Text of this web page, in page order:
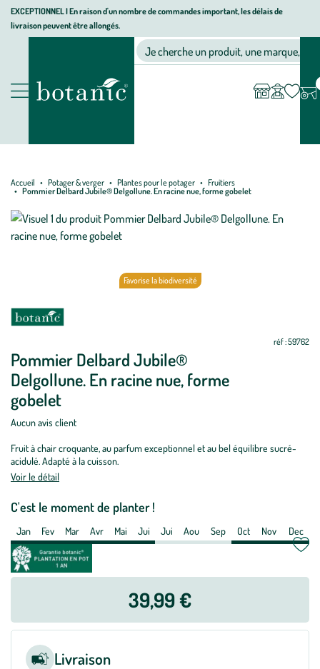
Aller
Aller
au
Aller
au
page
EXCEPTIONNEL I En raison d'un nombre de commandes important, les délais de
livraison peuvent être allongés.
Nos produits
Jardinerie écologique, animalerie, décoration, alimentation bio
Je cherche un produit, une marque, un
compte
Accueil Potager & verger Plantes pour le potager
Fruitiers
Pommier Delbard Jubile® Delgollune. En racine nue, forme gobelet
Favorise la biodiversité
Pommier Delbard Jubile®
Delgollune. En racine nue, forme
gobelet
réf : 59762
Aucun avis client
Fruit à chair croquante, au parfum exceptionnel et au bel équilibre sucré-
acidulé. Adapté à la cuisson.
Voir le détail
C'est le moment de planter !
Période
Pommier
Delbard
Jubile®
racine
nue,
forme
gobelet
Jan Fev Mar Avr Mai Jui Jui Aou Sep Oct Nov Dec
Oui
Oui
Oui
Oui
Oui
Oui
Non
Non
Non
Oui
Oui
Oui
39,99 €
Livraison